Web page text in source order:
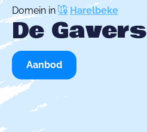
Domein in Harelbeke
De Gavers
Aanbod